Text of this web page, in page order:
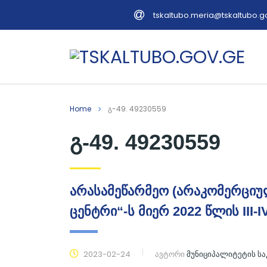
Home გ-49. 49230559
გ-49. 49230559
არასამეწარმეო
ცენტრი“-ს მიერ 2022 წლის III-
2023-02-24 ავტორი მუნიციპალიტეტის